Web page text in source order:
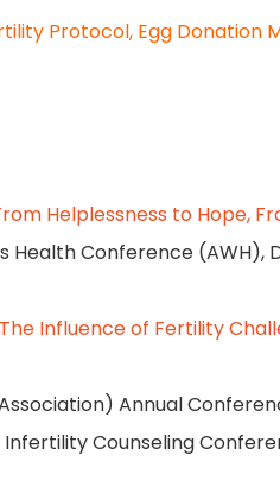
Protocol, Egg Donation
Helplessness to Hope,
Health Conference (AWH),
Influence of Fertility
Annual
Counseling